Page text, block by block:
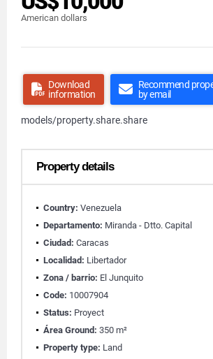
American dollars
Download
information
Recommend
by email
models/property.share.share
Property details
Country: Venezuela
Departamento: Miranda - Dtto. Capital
Ciudad: Caracas
Localidad: Libertador
Zona / barrio: El Junquito
Code: 10007904
Status: Proyect
Área Ground: 350 m²
Property type: Land